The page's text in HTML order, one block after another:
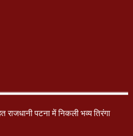
राजधानी पटना में निकली भव्य तिरंगा